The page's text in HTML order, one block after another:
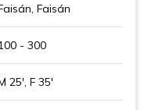
Faisán
- 300
25', F 35'